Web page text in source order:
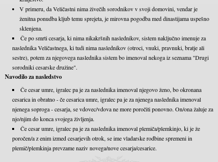
V primeru, da Veličastni nima živečih sorodnikov v svoji domovini, vendar je
ženitna ponudba kljub temu sprejeta, je mirovna pogodba med dinastijama uspešno
sklenjena.
Če po smrti cesarja, ki nima nikakršnih naslednikov, sistem naključno imenuje za
naslednika Veličastnega, ki tudi nima naslednikov (otroci, vnuki, pravnuki, bratje ali
sestre), potem za njegovega naslednika sistem bo imenoval nekoga iz seznama "Drugi
sorodniki cesarske družine".
Navodilo za nasledstvo
Če cesar umre, igralec pa je za naslednika imenoval njegovo ženo, bo okronana
cesarica in obratno - če cesarica umre, igralec pa je za njenega naslednika imenoval
njenega soproga - cesarja, se vdovec/vdova ne more poročiti ponovno. On/ona žaluje za
njo/njim do konca svojega življenja.
Če cesar umre, igralec pa je za naslednika imenoval plemiča/plemkinjo, ki je že
poročen/a z enim izmed cesarjevih otrok, se ime vladarske rodbine spremeni in
plemič/plemkinja prevzame naziv novega/nove cesarja/cesarice.